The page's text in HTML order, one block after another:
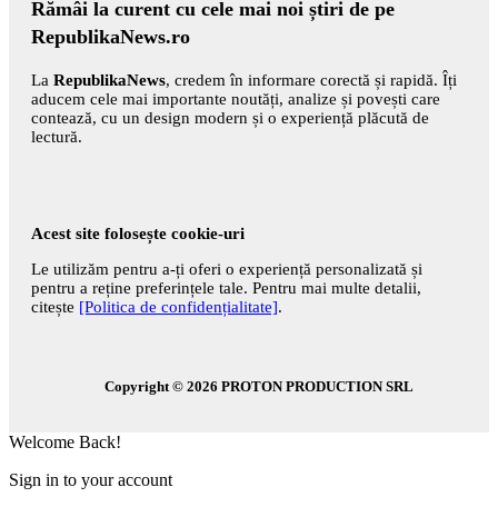
Rămâi la curent cu cele mai noi știri de pe
RepublikaNews.ro
La RepublikaNews, credem în informare corectă și rapidă. Îți
aducem cele mai importante noutăți, analize și povești care
contează, cu un design modern și o experiență plăcută de
lectură.
Acest site folosește cookie-uri
Le utilizăm pentru a-ți oferi o experiență personalizată și
pentru a reține preferințele tale. Pentru mai multe detalii,
citește [Politica de confidențialitate].
Copyright © 2026 PROTON PRODUCTION SRL
Welcome Back!
Sign in to your account